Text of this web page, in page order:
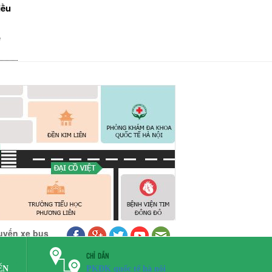
CHỈ DẪN
PKĐK quốc tế hà nội
xe bus